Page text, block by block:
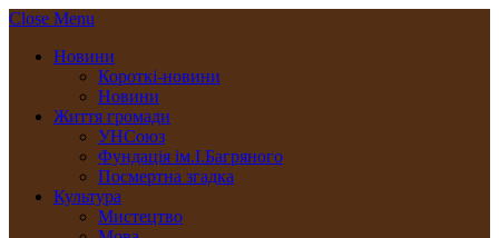
Close Menu
Новини
Короткі-новини
Новини
Життя громади
УНСоюз
Фундація ім.І.Багряного
Посмертна згадка
Культура
Мистецтво